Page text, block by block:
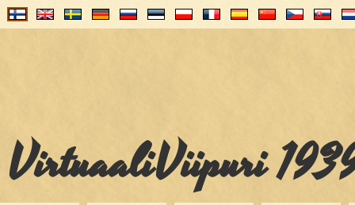
VirtuaaliViipuri